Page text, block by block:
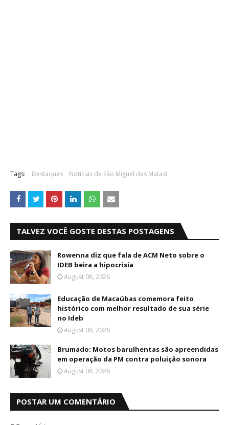
Tags: Destaques Noticias de São Miguel das Matas!
TALVEZ VOCÊ GOSTE DESTAS POSTAGENS
Rowenna diz que fala de ACM Neto sobre o
IDEB beira a hipocrisia
August 08, 2026
Educação de Macaúbas comemora feito
histórico com melhor resultado de sua série
no Ideb
August 08, 2026
Brumado: Motos barulhentas são apreendidas
em operação da PM contra poluição sonora
August 08, 2026
POSTAR UM COMENTÁRIO